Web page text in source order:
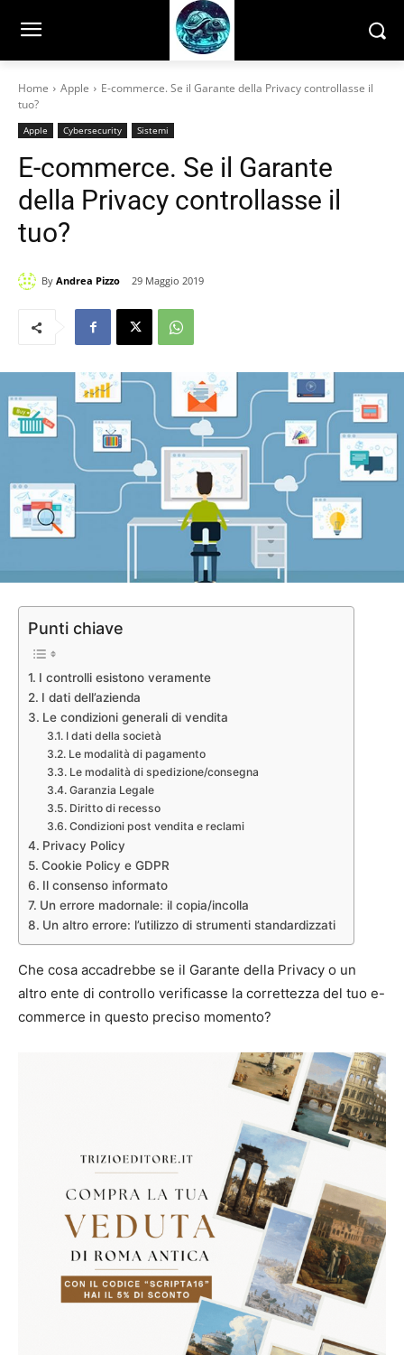
Home Apple
E-commerce. Se il Garante della Privacy controllasse il
tuo?
Apple Cybersecurity Sistemi
E-commerce. Se il Garante
della Privacy controllasse il
tuo?
By Andrea Pizzo 29 Maggio 2019
Punti chiave
I controlli esistono veramente
I dati dell’azienda
Le condizioni generali di vendita
I dati della società
Le modalità di pagamento
Le modalità di spedizione/consegna
Garanzia Legale
Diritto di recesso
Condizioni post vendita e reclami
Privacy Policy
Cookie Policy e GDPR
Il consenso informato
Un errore madornale: il copia/incolla
Un altro errore: l’utilizzo di strumenti standardizzati
Che cosa accadrebbe se il Garante della Privacy o un
altro ente di controllo verificasse la correttezza del tuo e-
commerce in questo preciso momento?